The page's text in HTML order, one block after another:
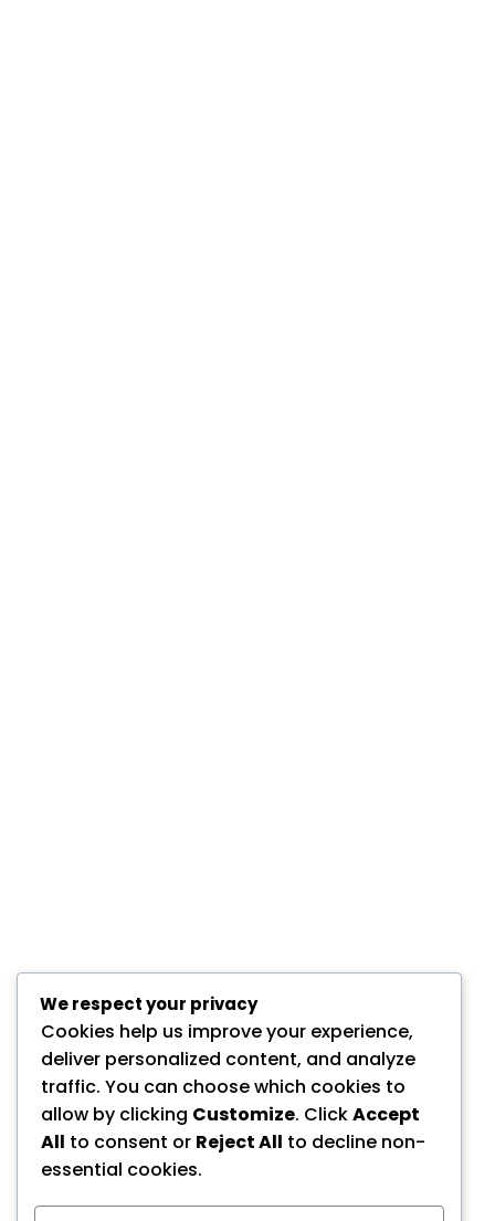
We respect your privacy
Cookies help us improve your experience,
deliver personalized content, and analyze
traffic. You can choose which cookies to
allow by clicking Customize. ClickAccept
All to consent or Reject All to decline non-
essential cookies.